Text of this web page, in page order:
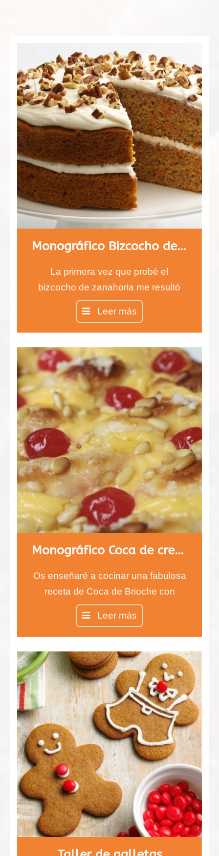
Monográfico Bizcocho de Zanahoria, carrot cake
La primera vez que probé el
bizcocho de zanahoria me resultó
difícil de creer, ¿un bizcocho de
Pues sí, así es, y está
verdaderamente delicioso. Jugad a
que vuestros invitados adivinen el
componente principal, se
sorprenderán…
Leer más
Monográfico Coca de crema y fruta
Os enseñaré a cocinar una fabulosa
receta de Coca de Brioche con
crema pastelera y fruta.
Leer más